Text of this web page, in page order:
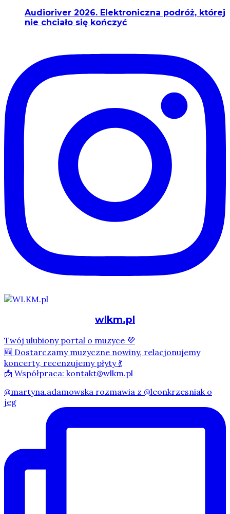
Audioriver 2026. Elektroniczna podróż, której
nie chciało się kończyć
wlkm.pl
Twój ulubiony portal o muzyce 💜
🆕 Dostarczamy muzyczne nowiny, relacjonujemy
koncerty, recenzujemy płyty 💃
📩 Współpraca: kontakt@wlkm.pl
@martyna.adamowska rozmawia z @leonkrzesniak o
jeg